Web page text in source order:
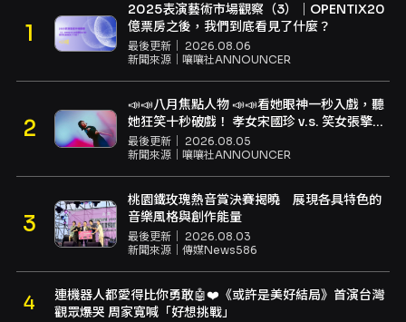
2025表演藝術市場觀察（3）｜OPENTIX20
億票房之後，我們到底看見了什麼？
最後更新｜ 2026.08.06
新聞來源｜ 嚷嚷社ANNOUNCER
📣📣八月焦點人物 📣📣看她眼神一秒入戲，聽
她狂笑十秒破戲！ 孝女宋國珍 v.s. 笑女張擎
佳：本是同根生，相約壓車別太急
最後更新｜ 2026.08.05
新聞來源｜ 嚷嚷社ANNOUNCER
桃園鐵玫瑰熱音賞決賽揭曉 展現各具特色的
音樂風格與創作能量
最後更新｜ 2026.08.03
新聞來源｜ 傳媒News586
連機器人都愛得比你勇敢🤖❤️《或許是美好結局》首演台灣
觀眾爆哭 周家寬喊「好想挑戰」